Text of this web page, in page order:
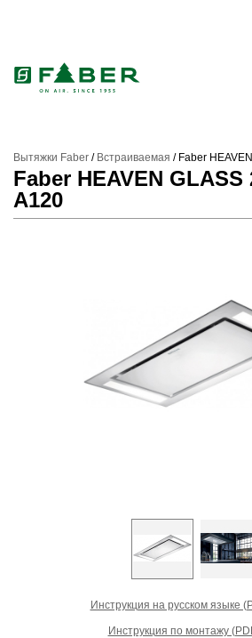
Вытяжки Faber / Встраиваемая / Faber
Faber HEAVEN GLASS
A120
Инструкция на русском языке
Инструкция по монтажу